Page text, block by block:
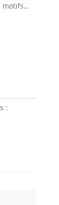
motifs…
: